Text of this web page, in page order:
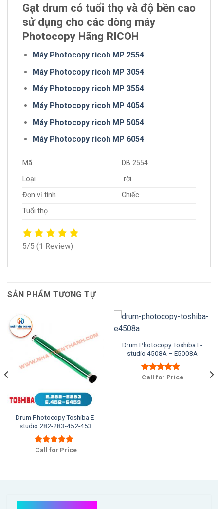
Gạt drum có tuổi thọ và độ bền cao
sử dụng cho các dòng máy
Photocopy Hãng RICOH
Máy Photocopy ricoh MP 2554
Máy Photocopy ricoh MP 3054
Máy Photocopy ricoh MP 3554
Máy Photocopy ricoh MP 4054
Máy Photocopy ricoh MP 5054
Máy Photocopy ricoh MP 6054
Mã
DB 2554
Loại
rời
Đơn vị tính
Chiếc
Tuổi thọ
5/5 (1 Review)
SẢN PHẨM TƯƠNG TỰ
Drum Photocopy Toshiba E-
studio 282-283-452-453
Được xếp
Call for Price
Drum Photocopy Toshiba E-
studio 4508A – E5008A
Được xếp
Call for Price